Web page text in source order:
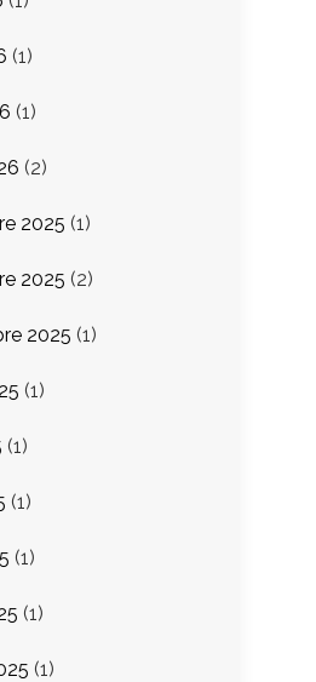
(1)
(1)
(2)
2025 (1)
2025 (2)
2025 (1)
(1)
(1)
(1)
(1)
(1)
(1)